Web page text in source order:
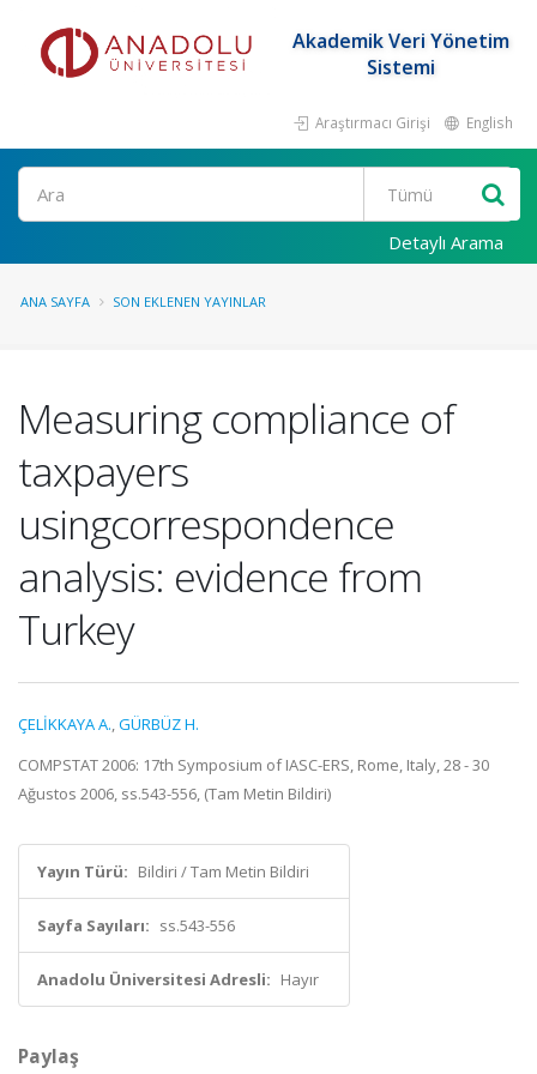
Akademik Veri Yönetim
Sistemi
Araştırmacı Girişi English
Ara
Detaylı Arama
ANA SAYFA SON EKLENEN YAYINLAR
Measuring compliance of
taxpayers
usingcorrespondence
analysis: evidence from
Turkey
ÇELİKKAYA A.,GÜRBÜZ H.
COMPSTAT 2006: 17th Symposium of IASC-ERS, Rome, Italy, 28 - 30
Ağustos 2006, ss.543-556, (Tam Metin Bildiri)
Yayın Türü: Bildiri / Tam Metin Bildiri
Sayfa Sayıları: ss.543-556
Anadolu Üniversitesi Adresli: Hayır
Paylaş